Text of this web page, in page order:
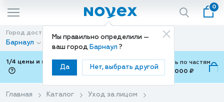
Мы правильно определили —
ваш город Барнаул ?
Да Нет, выбрать другой
0
Город доставки
Барнаул
Способ доставки
Доставка
1/4 цены и покупки ваши с Подели
Можно оплатить по частям
от 700 ₽ до 15,000 ₽
Главная Каталог
Уход за лицом